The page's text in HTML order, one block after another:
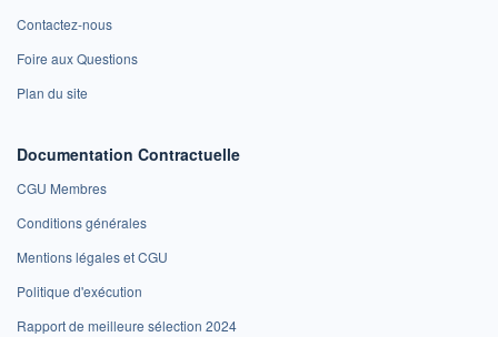
Contactez-nous
Foire aux Questions
Plan du site
Documentation Contractuelle
CGU Membres
Conditions générales
Mentions légales et CGU
Politique d'exécution
Rapport de meilleure sélection 2024